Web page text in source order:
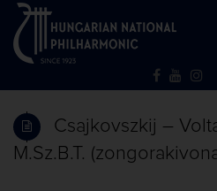
Csajkovszkij –
M.Sz.B.T.